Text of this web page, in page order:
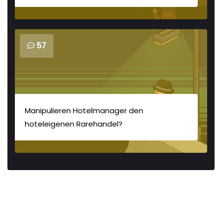
57
Manipulieren Hotelmanager den
hoteleigenen Rarehandel?